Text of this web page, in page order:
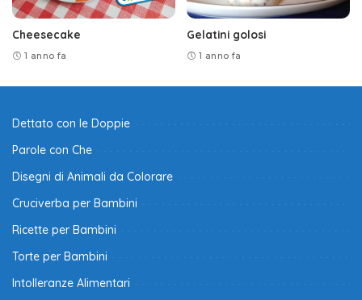
Cheesecake
1 anno fa
Gelatini golosi
1 anno fa
Dettato con le Doppie
Parole con Che
Disegni di Animali da Colorare
Cruciverba per Bambini
Ricette per Bambini
Torte per Bambini
Intolleranze Alimentari